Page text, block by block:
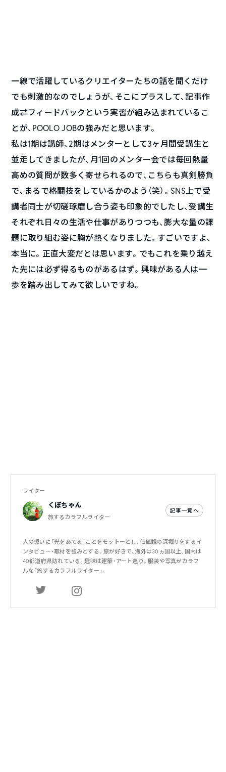
一線で活躍しているクリエイターたちの話を聞くだけ
でも刺激的なのでしょうが、そこにプラスして、記事作
成⇄フィードバックという実習が組み込まれているこ
とが、POOLO JOBの強みだと思います。
私は1期は講師、2期はメンターとして3ヶ月間受講生と
並走してきましたが、月1回のメンター会では毎回熱量
高めの質問が数多く寄せられるので、こちらも真剣勝負
で、まるで格闘技をしているかのよう（笑）。SNS上で受
講者同士が切磋琢磨し合う姿も印象的でしたし、受講生
それぞれ日々の生活や仕事がありつつも、膨大な量の課
題に取り組む姿に胸が熱くなりました。すごいですよ、
本当に。正直大変だとは思います。でもこれを乗り越え
た先には必ず得るものがあるはず。興味がある人は一
歩を踏み出してみて欲しいですね。
ライター
くぼちゃん
旅するカラフルライター
記事一覧へ
人の想いに「光をあてる」ことをモットーとし、価値観の深堀りをするイ
ンタビュー・取材を強みとする。旅が好きで、海外は30ヵ国以上、国内は
40都道府県訪れている。趣味は建築・アート巡り。服装や写真がカラフ
ルな「旅するカラフルライター」。